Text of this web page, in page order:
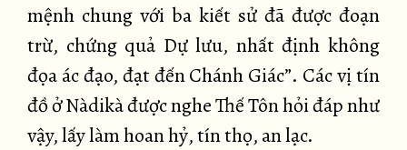
mệnh chung với ba kiết sử đã được đoạn
trừ, chứng quả Dự lưu, nhất định không
đọa ác đạo, đạt đến Chánh Giác”. Các vị tín
đồ ở Nàdikà được nghe Thế Tôn hỏi đáp như
vậy, lấy làm hoan hỷ, tín thọ, an lạc.